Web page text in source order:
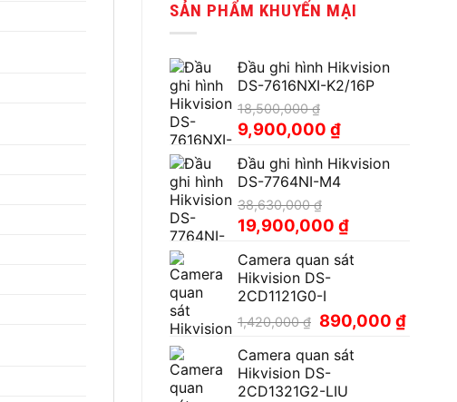
SẢN PHẨM KHUYẾN MẠI
Đầu ghi hình Hikvision
DS-7616NXI-K2/16P
18,500,000₫
Giá
là:
18,500,000 ₫.
9,900,000 ₫Giá
tại
là:
Đầu ghi hình Hikvision
DS-7764NI-M4
38,630,000₫
Giá
là:
38,630,000 ₫.
19,900,000 ₫Giá
tại
Camera quan sát
Hikvision DS-
2CD1121G0-I
1,420,000₫ Giá
là:
1,420,000 ₫.
890,000₫Giá
Camera quan sát
Hikvision DS-
2CD1321G2-LIU